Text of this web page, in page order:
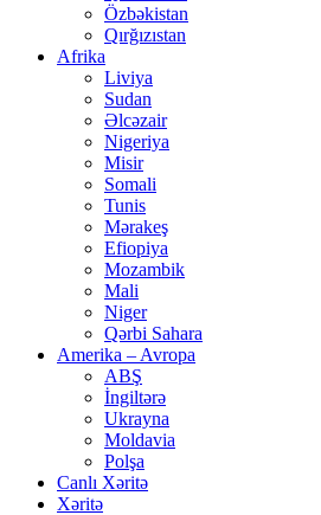
Özbəkistan
Qırğızıstan
Afrika
Liviya
Sudan
Əlcəzair
Nigeriya
Misir
Somali
Tunis
Mərakeş
Efiopiya
Mozambik
Mali
Niger
Qərbi Sahara
Amerika – Avropa
ABŞ
İngiltərə
Ukrayna
Moldavia
Polşa
Canlı Xəritə
Xəritə